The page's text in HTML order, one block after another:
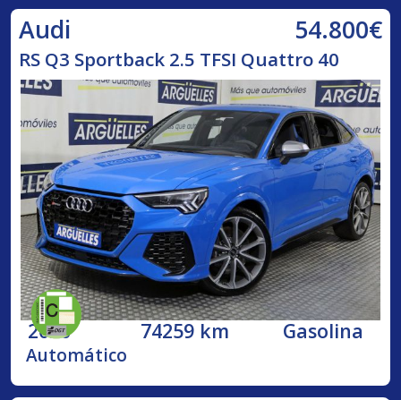
Audi 54.800€
RS Q3 Sportback 2.5 TFSI Quattro 40
2020 74259 km Gasolina
Automático